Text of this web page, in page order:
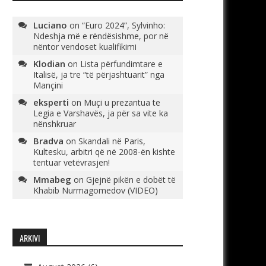
Luciano on “Euro 2024”, Sylvinho:
Ndeshja më e rëndësishme, por në
nëntor vendoset kualifikimi
Klodian on Lista përfundimtare e
Italisë, ja tre “të përjashtuarit” nga
Mançini
eksperti on Muçi u prezantua te
Legia e Varshavës, ja për sa vite ka
nënshkruar
Bradva on Skandali në Paris,
Kultesku, arbitri që në 2008-ën kishte
tentuar vetëvrasjen!
Mmabeg on Gjejnë pikën e dobët të
Khabib Nurmagomedov (VIDEO)
ARKIVI